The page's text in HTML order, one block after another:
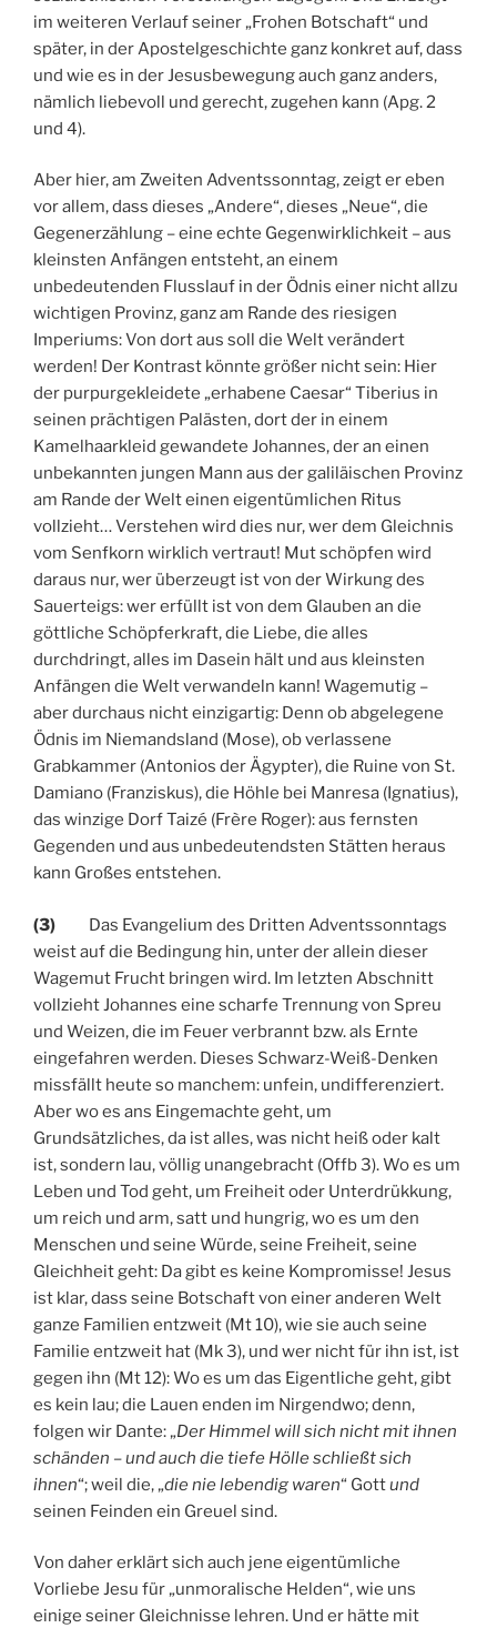
im weiteren Verlauf seiner „Frohen Botschaft“ und
später, in der Apostelgeschichte ganz konkret auf, dass
und wie es in der Jesusbewegung auch ganz anders,
nämlich liebevoll und gerecht, zugehen kann (Apg. 2
und 4).
Aber hier, am Zweiten Adventssonntag, zeigt er eben
vor allem, dass dieses „Andere“, dieses „Neue“, die
Gegenerzählung – eine echte Gegenwirklichkeit – aus
kleinsten Anfängen entsteht, an einem
unbedeutenden Flusslauf in der Ödnis einer nicht allzu
wichtigen Provinz, ganz am Rande des riesigen
Imperiums: Von dort aus soll die Welt verändert
werden! Der Kontrast könnte größer nicht sein: Hier
der purpurgekleidete „erhabene Caesar“ Tiberius in
seinen prächtigen Palästen, dort der in einem
Kamelhaarkleid gewandete Johannes, der an einen
unbekannten jungen Mann aus der galiläischen Provinz
am Rande der Welt einen eigentümlichen Ritus
vollzieht… Verstehen wird dies nur, wer dem Gleichnis
vom Senfkorn wirklich vertraut! Mut schöpfen wird
daraus nur, wer überzeugt ist von der Wirkung des
Sauerteigs: wer erfüllt ist von dem Glauben an die
göttliche Schöpferkraft, die Liebe, die alles
durchdringt, alles im Dasein hält und aus kleinsten
Anfängen die Welt verwandeln kann! Wagemutig –
aber durchaus nicht einzigartig: Denn ob abgelegene
Ödnis im Niemandsland (Mose), ob verlassene
Grabkammer (Antonios der Ägypter), die Ruine von St.
Damiano (Franziskus), die Höhle bei Manresa (Ignatius),
das winzige Dorf Taizé (Frère Roger): aus fernsten
Gegenden und aus unbedeutendsten Stätten heraus
kann Großes entstehen.
(3) Das Evangelium des Dritten Adventssonntags
weist auf die Bedingung hin, unter der allein dieser
Wagemut Frucht bringen wird. Im letzten Abschnitt
vollzieht Johannes eine scharfe Trennung von Spreu
und Weizen, die im Feuer verbrannt bzw. als Ernte
eingefahren werden. Dieses Schwarz-Weiß-Denken
missfällt heute so manchem: unfein, undifferenziert.
Aber wo es ans Eingemachte geht, um
Grundsätzliches, da ist alles, was nicht heiß oder kalt
ist, sondern lau, völlig unangebracht (Offb 3). Wo es um
Leben und Tod geht, um Freiheit oder Unterdrükkung,
um reich und arm, satt und hungrig, wo es um den
Menschen und seine Würde, seine Freiheit, seine
Gleichheit geht: Da gibt es keine Kompromisse! Jesus
ist klar, dass seine Botschaft von einer anderen Welt
ganze Familien entzweit (Mt 10), wie sie auch seine
Familie entzweit hat (Mk 3), und wer nicht für ihn ist, ist
gegen ihn (Mt 12): Wo es um das Eigentliche geht, gibt
es kein lau; die Lauen enden im Nirgendwo; denn,
folgen wir Dante: „Der Himmel will sich nicht mit ihnen
schänden – und auch die tiefe Hölle schließt sich
ihnen“; weil die, „die nie lebendig waren“ Gottund
seinen Feinden ein Greuel sind.
Von daher erklärt sich auch jene eigentümliche
Vorliebe Jesu für „unmoralische Helden“, wie uns
einige seiner Gleichnisse lehren. Und er hätte mit